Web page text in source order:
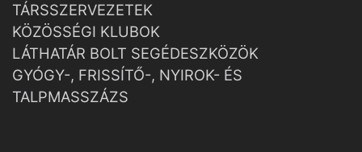
TÁRSSZERVEZETEK
KÖZÖSSÉGI KLUBOK
LÁTHATÁR BOLT SEGÉDESZKÖZÖK
GYÓGY-, FRISSÍTŐ-, NYIROK- ÉS
TALPMASSZÁZS